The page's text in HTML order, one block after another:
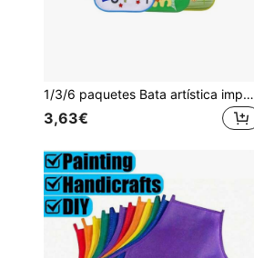
1/3/6 paquetes Bata artística impermeable de manga larga para niños Ropa para pintar Delantales de artista Suministros de arte para niños pequeños, Delantal para niños, Delantal, Delantal>Niños, Delantales para niños, Delantales para pintura de niños
3,63€